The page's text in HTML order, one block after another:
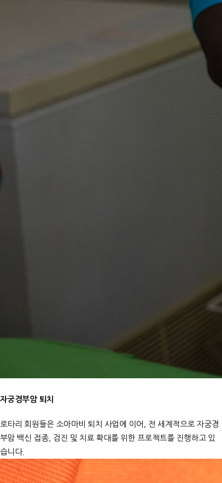
자궁경부암 퇴치
로타리 회원들은 소아마비 퇴치 사업에 이어, 전 세계적으로 자궁경
부암 백신 접종, 검진 및 치료 확대를 위한 프로젝트를 진행하고 있
습니다.